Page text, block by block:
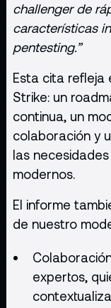
challenger de
características
pentesting.”
Esta cita refleja
Strike: un
continua, un
colaboración y
las
modernos.
El informe
de nuestro
expertos,